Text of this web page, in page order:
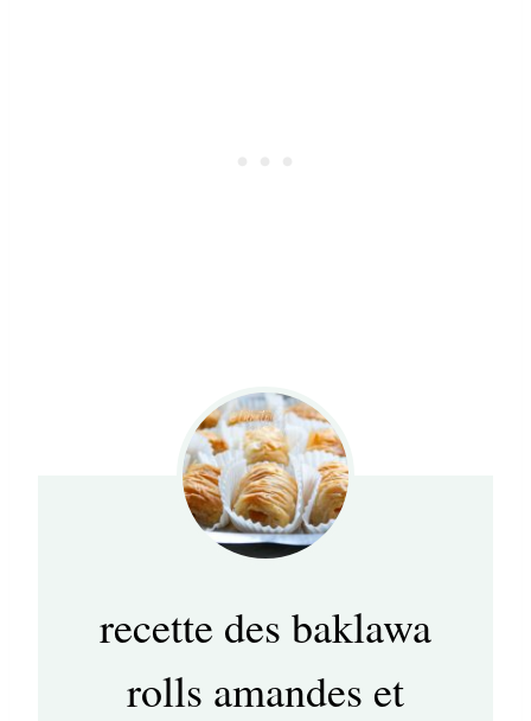
recette des baklawa
rolls amandes et